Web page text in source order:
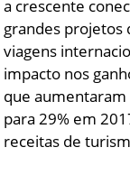
a crescente
grandes projetos
viagens
impacto nos
que
para 29% em
receitas de